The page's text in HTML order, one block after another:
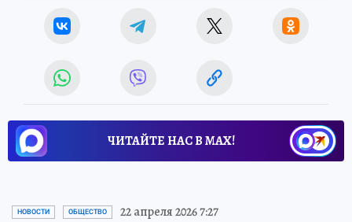
ЧИТАЙТЕ НАС В МАХ!
НОВОСТИ ОБЩЕСТВО 22 апреля 2026 7:27